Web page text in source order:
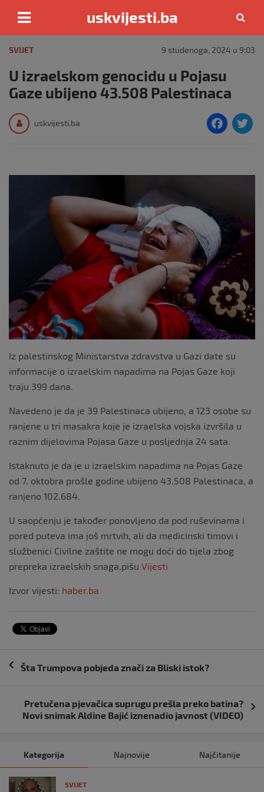
content
uskvijesti.ba
SVIJET 9 studenoga, 2024 u 9:03
U izraelskom genocidu u Pojasu
Gaze ubijeno 43.508 Palestinaca
uskvijesti.ba
F
e
o
k
Iz palestinskog Ministarstva zdravstva u Gazi date su
informacije o izraelskim napadima na Pojas Gaze koji
traju 399 dana.
Navedeno je da je 39 Palestinaca ubijeno, a 123 osobe su
ranjene u tri masakra koje je izraelska vojska izvršila u
raznim dijelovima Pojasa Gaze u posljednja 24 sata.
Istaknuto je da je u izraelskim napadima na Pojas Gaze
od 7. oktobra prošle godine ubijeno 43.508 Palestinaca, a
ranjeno 102.684.
U saopćenju je također ponovljeno da pod ruševinama i
pored puteva ima još mrtvih, ali da medicinski timovi i
službenici Civilne zaštite ne mogu doći do tijela zbog
prepreka izraelskih snaga,pišu Vijesti
Izvor vijesti: haber.ba
Navigacija
Šta Trumpova pobjeda znači za Bliski istok?
Pretučena pjevačica suprugu prešla preko batina?
Novi snimak Aldine Bajić iznenadio javnost (VIDEO)
Kategorija Najnovije Najčitanije
SVIJET